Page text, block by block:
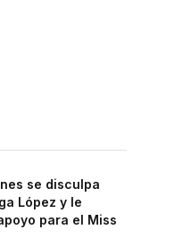
se disculpa
López y le
para el Miss